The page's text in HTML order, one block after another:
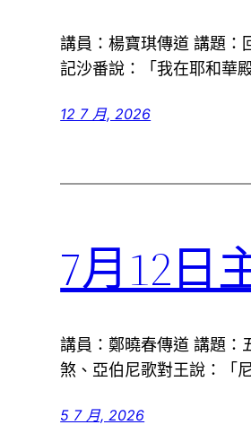
講員：楊寶琪傳道 講題
記沙番說：「我在耶和華
12 7 月, 2026
7月12日
講員：鄭曉春傳道 講題：
煞、亞伯尼歌對王說：「
5 7 月, 2026